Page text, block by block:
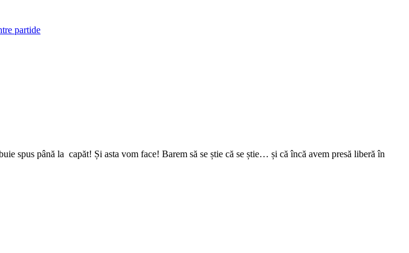
partide
spus până la capăt! Și asta vom face! Barem să se știe că se știe… și că încă avem presă liberă în